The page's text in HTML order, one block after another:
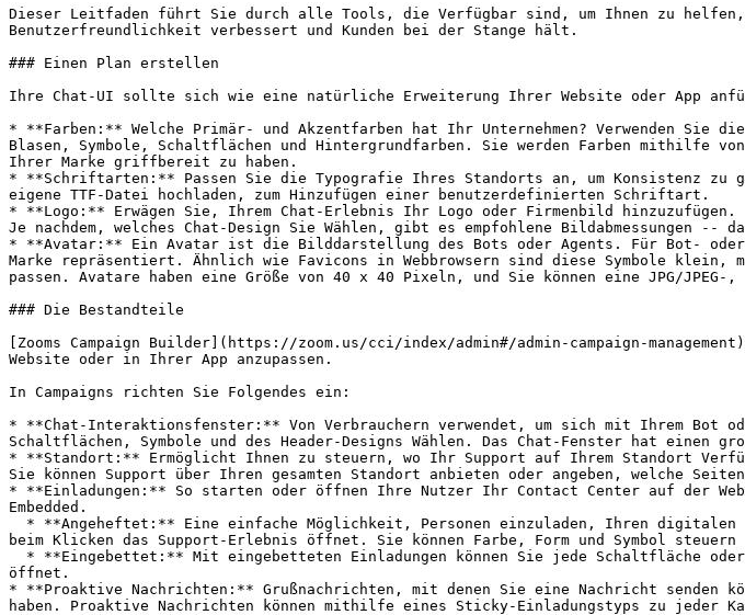
Dieser Leitfaden führt Sie durch alle Tools, die Verfügbar sind, um Ihnen zu
Benutzerfreundlichkeit verbessert und Kunden bei der Stange hält.
### Einen Plan erstellen
Ihre Chat-UI sollte sich wie eine natürliche Erweiterung Ihrer Website oder App
* **Farben:** Welche Primär- und Akzentfarben hat Ihr Unternehmen? Verwenden
Blasen, Symbole, Schaltflächen und Hintergrundfarben. Sie werden Farben mithilfe
Ihrer Marke griffbereit zu haben.
* **Schriftarten:** Passen Sie die Typografie Ihres Standorts an, um Konsistenz zu
eigene TTF-Datei hochladen, zum Hinzufügen einer benutzerdefinierten Schriftart.
* **Logo:** Erwägen Sie, Ihrem Chat-Erlebnis Ihr Logo oder Firmenbild hinzuzufügen.
Je nachdem, welches Chat-Design Sie Wählen, gibt es empfohlene Bildabmessungen --
* **Avatar:** Ein Avatar ist die Bilddarstellung des Bots oder Agents. Für Bot- oder
Marke repräsentiert. Ähnlich wie Favicons in Webbrowsern sind diese Symbole klein,
passen. Avatare haben eine Größe von 40 x 40 Pixeln, und Sie können eine JPG/
### Die Bestandteile
[Zooms Campaign Builder](https://zoom.us/cci/index/admin#/admin-campaign-
Website oder in Ihrer App anzupassen.
In Campaigns richten Sie Folgendes ein:
* **Chat-Interaktionsfenster:** Von Verbrauchern verwendet, um sich mit Ihrem Bot
Schaltflächen, Symbole und des Header-Designs Wählen. Das Chat-Fenster hat
* **Standort:** Ermöglicht Ihnen zu steuern, wo Ihr Support auf Ihrem Standort
Sie können Support über Ihren gesamten Standort anbieten oder angeben, welche
* **Einladungen:** So starten oder öffnen Ihre Nutzer Ihr Contact Center auf der
Embedded.
beim Klicken das Support-Erlebnis öffnet. Sie können Farbe, Form und Symbol steuern
öffnet.
* **Proaktive Nachrichten:** Grußnachrichten, mit denen Sie eine Nachricht senden
haben. Proaktive Nachrichten können mithilfe eines Sticky-Einladungstyps zu jeder